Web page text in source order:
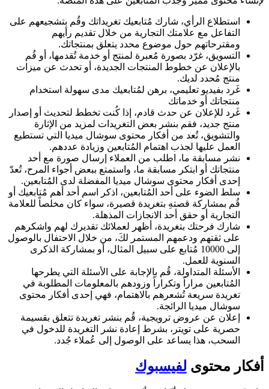
استطلاع الرأي، شارك مُتابعيك تغريداتك وقُم بتشجيعهم على
التفاعل مع علامتك التجارية من خلال تقديم رأيهم
ومقترحاتهم حول موضوع محدد يتعلق بمنتجاتك.
التسويق، غرّد بصورة مُعبرة لمنتج أو خدمة تُقدمها، أو قُم
بالإعلان عن خطوط المنتجات الجديدة، أو تحدث عن ميزات
منتج مُحدد لديك.
غَرد بفيديو تعليمي، برهن لمُتابعيك مدى سهولة استخدام
منتجاتك أو خدماتك
غَرد للإعلان عن حدث قادم، إذا كُنت تخطط لتحديث أو إصدار
منتج جديد، فقم بنشر بعض التغريدات لمزيد من الإثارة
والتشويق، تُعد من أفكار محتوى سوشال ميديا التي تستطيع
العمل عليها لجذب اهتمام المُتابعين وزيادة عددهم.
نشر مسابقة ما، اطلب من العملاء إرسال صورة مع أحد
منتجاتك أو ابتكر مسابقة ما، واستمتع ببعض أجواء المرح، تُعدّ
إحدى أفكار محتوى سوشال ميديا المفضلة لدى المُتابعين.
سلط الضوء على أحد المُتابعين، اذكر اسم أحد أهم مُتابعيك أو
قُم بمشاركة قصتهِ بتغريدة قصيرة، سواء كان مخلصاً للعلامة
التجارية أو حقق أحد الانجازات المذهلة.
شارك فرحتك بتغريدة، أظهر لعملائك تقديرك لهم واشكرهم
على ثقتهم ودعمهم المستمر لكَ، من خلال الاحتفال بالوصول
إلى 10000 مُتابع على سبيل المثال، أو بمشاركة الذكرى
السنوية للعمل.
الأسئلة المتداولة، قُم بالإجابة على الأسئلة التي يطرحها
المُتابعين مراراً وتكراراً وزودهم بالمعلومات المطلوبة في
تغريدة سريعة تُشعرهم بالاهتمام، فهي إحدى أفكار محتوى
سوشال ميديا الرائجة.
إعلان عن عروض ترويجية، قُم بنشر تغريدة تتعلق بقسيمة
حصرية على تويتر، بشرط إعادة نشر التغريدة للدخول في
السحب، هذا يساعد على الوصول إلى عُملاء جُدد.
أفكار محتوى لفيسبوك